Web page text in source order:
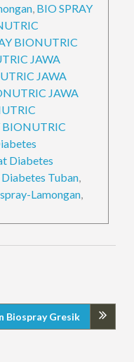
BIO SPRAY
BIONUTRIC
JAWA
JAWA
JAWA
BIONUTRIC
Diabetes
Tuban
Lamongan
Biospray Gresik